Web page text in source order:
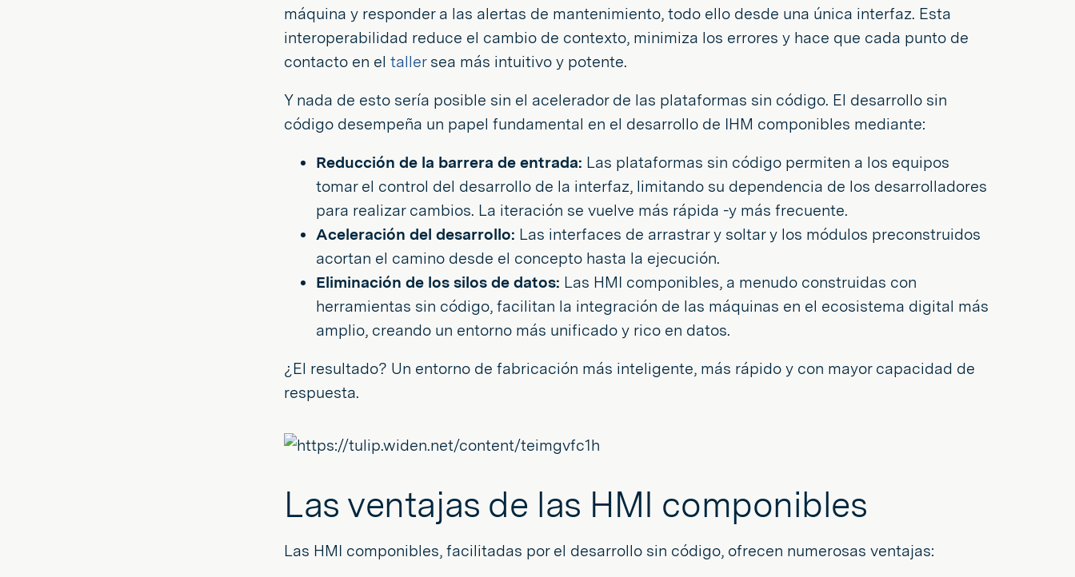
máquina y responder a las alertas de mantenimiento, todo ello desde una única interfaz. Esta
interoperabilidad reduce el cambio de contexto, minimiza los errores y hace que cada punto de
contacto en el taller sea más intuitivo y potente.
Y nada de esto sería posible sin el acelerador de las plataformas sin código. El desarrollo sin
código desempeña un papel fundamental en el desarrollo de IHM componibles mediante:
Reducción de la barrera de entrada: Las plataformas sin código permiten a los equipos
tomar el control del desarrollo de la interfaz, limitando su dependencia de los desarrolladores
para realizar cambios. La iteración se vuelve más rápida -y más frecuente.
Aceleración del desarrollo: Las interfaces de arrastrar y soltar y los módulos preconstruidos
acortan el camino desde el concepto hasta la ejecución.
Eliminación de los silos de datos: Las HMI componibles, a menudo construidas con
herramientas sin código, facilitan la integración de las máquinas en el ecosistema digital más
amplio, creando un entorno más unificado y rico en datos.
¿El resultado? Un entorno de fabricación más inteligente, más rápido y con mayor capacidad de
respuesta.
Las ventajas de las HMI componibles
Las HMI componibles, facilitadas por el desarrollo sin código, ofrecen numerosas ventajas: